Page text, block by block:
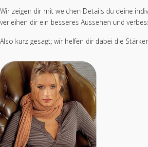
Wir zeigen dir mit welchen Details du deine
verleihen dir ein besseres Aussehen und
Also kurz gesagt; wir helfen dir dabei die